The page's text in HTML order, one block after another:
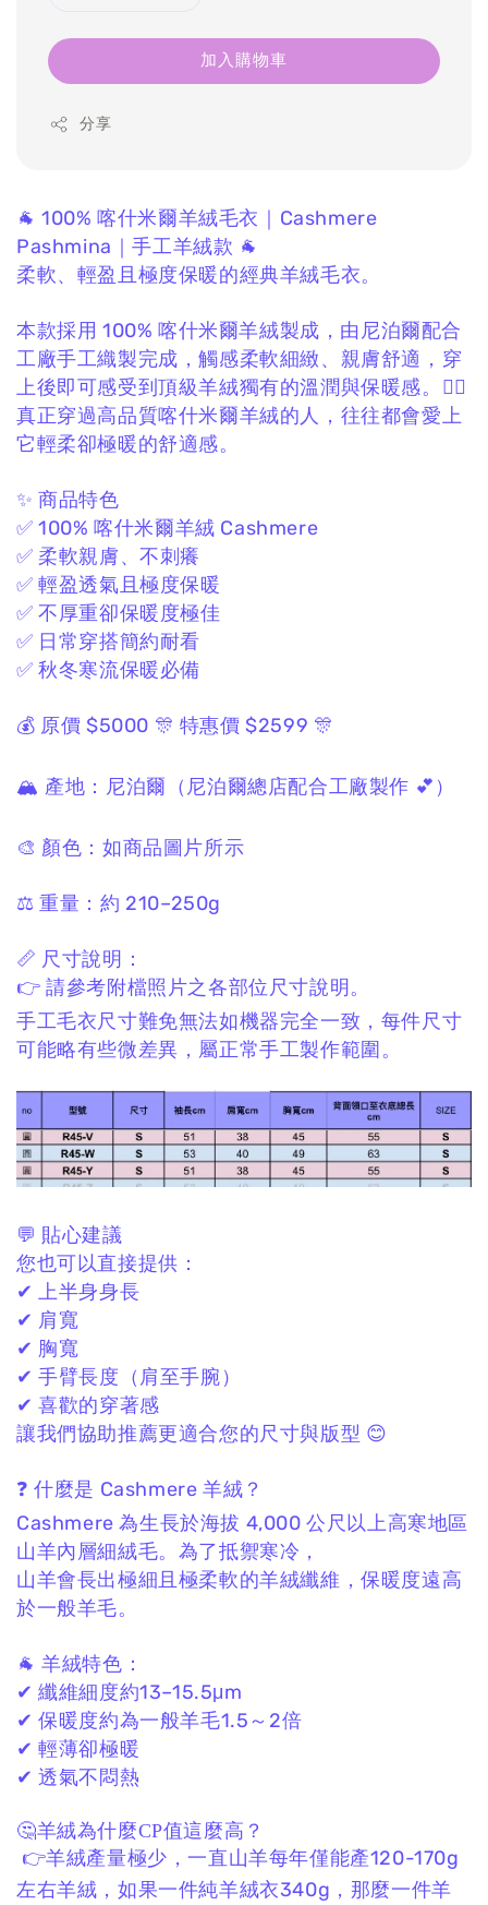
加入購物車
分享
🐐 100% 喀什米爾羊絨毛衣｜Cashmere
Pashmina｜手工羊絨款 🐐
柔軟、輕盈且極度保暖的經典羊絨毛衣。
本款採用 100% 喀什米爾羊絨製成， 由尼泊爾配合
工廠手工織製完成，觸感柔軟細緻、親膚舒適， 穿
上後即可感受到頂級羊絨獨有的溫潤與保暖感。❤️‍🔥
真正穿過高品質喀什米爾羊絨的人， 往往都會愛上
它輕柔卻極暖的舒適感。
✨ 商品特色
✅ 100% 喀什米爾羊絨 Cashmere
✅ 柔軟親膚、不刺癢
✅ 輕盈透氣且極度保暖
✅ 不厚重卻保暖度極佳
✅ 日常穿搭簡約耐看
✅ 秋冬寒流保暖必備
💰 原價 $5000 🎊 特惠價 $2599 🎊
🏔 產地： 尼泊爾 （尼泊爾總店配合工廠製作 💕）
🎨 顏色： 如商品圖片所示
⚖️ 重量： 約 210–250g
📏 尺寸說明：
👉 請參考附檔照片之各部位尺寸說明。
手工毛衣尺寸難免無法如機器完全一致， 每件尺寸
可能略有些微差異， 屬正常手工製作範圍。
💬 貼心建議
您也可以直接提供：
✔ 上半身身長
✔ 肩寬
✔ 胸寬
✔ 手臂長度（肩至手腕）
✔ 喜歡的穿著感
讓我們協助推薦更適合您的尺寸與版型 😊
❓ 什麼是 Cashmere 羊絨？
Cashmere 為生長於海拔 4,000 公尺以上高寒地區
山羊內層細絨毛。 為了抵禦寒冷，
山羊會長出極細且極柔軟的羊絨纖維，保暖度遠高
於一般羊毛。
🐐 羊絨特色：
✔ 纖維細度約13–15.5μm
✔ 保暖度約為一般羊毛1.5～2倍
✔ 輕薄卻極暖
✔ 透氣不悶熱
🤔羊絨為什麼CP值這麼高？
👉羊絨產量極少，一直山羊每年僅能產120-170g
左右羊絨，如果一件純羊絨衣340g，那麼一件羊